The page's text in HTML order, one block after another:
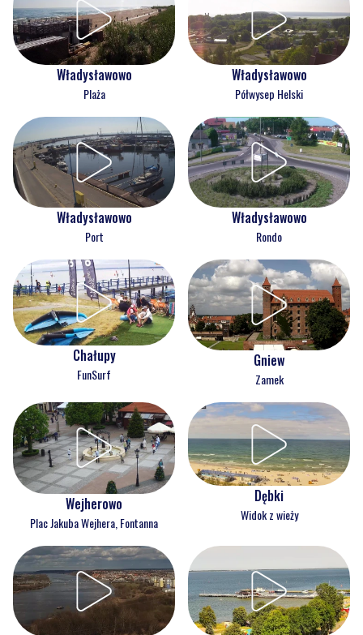
Władysławowo
Plaża
Władysławowo
Półwysep Helski
Władysławowo
Port
Władysławowo
Rondo
Chałupy
FunSurf
Gniew
Zamek
Wejherowo
Plac Jakuba Wejhera, Fontanna
Dębki
Widok z wieży